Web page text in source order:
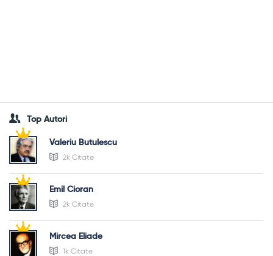
Top Autori
Valeriu Butulescu
2k Citate
Emil Cioran
2k Citate
Mircea Eliade
1k Citate